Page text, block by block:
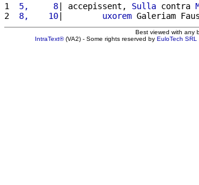
1
5,     8| accepissent, Sulla contra
2
8,    10| uxorem Galeriam
Best viewed with any
IntraText®(VA2) - Some rights reserved by EuloTech SRL